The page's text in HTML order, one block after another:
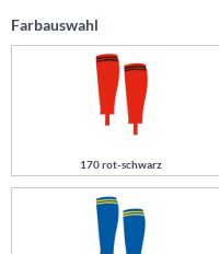
Farbauswahl
170 rot-schwarz